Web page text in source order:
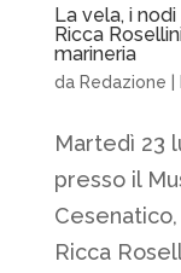
La vela, i
Ricca
marineria
da Redazione
Martedì 23
presso il
Ricca